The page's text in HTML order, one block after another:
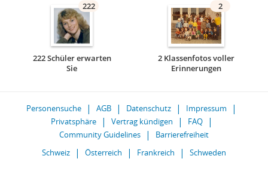
222
222 Schüler erwarten
Sie
2
2 Klassenfotos voller
Erinnerungen
Personensuche AGB Datenschutz
Impressum
Privatsphäre
Vertrag kündigen
FAQ
Community Guidelines
Barrierefreiheit
Schweiz
Österreich Frankreich Schweden